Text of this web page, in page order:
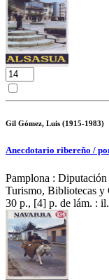
Gil Gómez, Luis (1915-1983)
Anecdotario ribereño /
Pamplona :
Turismo, Bibliotecas y
30 p., [4] p. de lám. :